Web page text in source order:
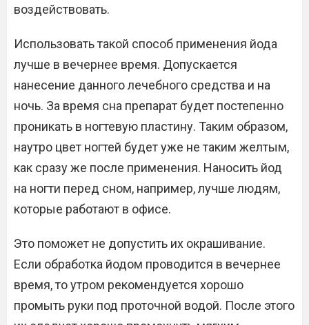
воздействовать.
Использовать такой способ применения йода
лучше в вечернее время. Допускается
нанесение данного лечебного средства и на
ночь. За время сна препарат будет постепенно
проникать в ногтевую пластину. Таким образом,
наутро цвет ногтей будет уже не таким желтым,
как сразу же после применения. Наносить йод
на ногти перед сном, например, лучше людям,
которые работают в офисе.
Это поможет не допустить их окрашивание.
Если обработка йодом проводится в вечернее
время, то утром рекомендуется хорошо
промыть руки под проточной водой. После этого